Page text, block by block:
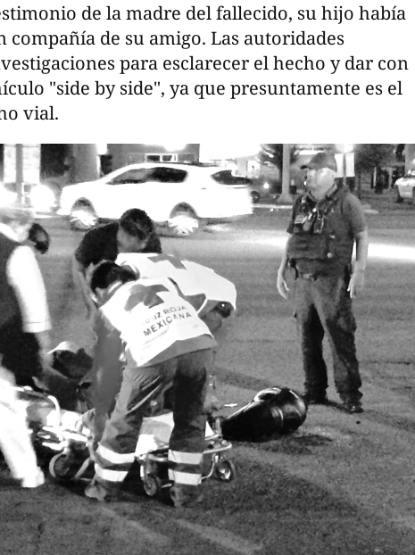
de la madre del fallecido, su hijo había
compañía de su amigo. Las autoridades
para esclarecer el hecho y dar con
"side by side", ya que presuntamente es el
vial.